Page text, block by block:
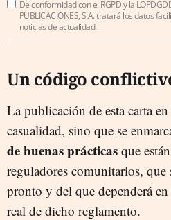
De conformidad con el RGPD y la
PUBLICACIONES, S.A. tratará los datos
noticias de actualidad.
Un código
La publicación de esta carta
casualidad, sino que se
de buenas prácticas que
reguladores comunitarios, que
pronto y del que dependerá
real de dicho reglamento.